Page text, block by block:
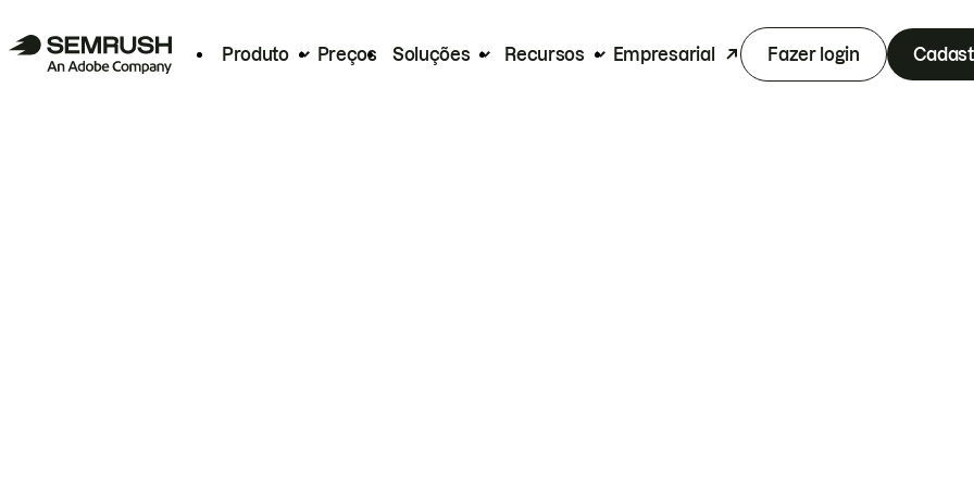
Produto Preços Soluções Recursos Empresarial Fazer login